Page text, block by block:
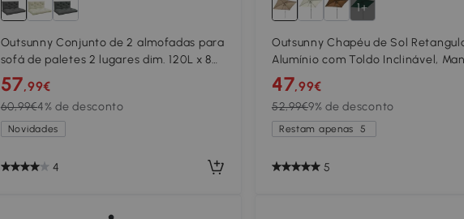
Outsunny Conjunto de 2 almofadas para
sofá de paletes 2 lugares dim. 120L x 80l
x 12H cm Poliéster cinza
57,99€
60,99€4% de desconto
Novidades
4
1+
Outsunny Chapéu de Sol
Alumínio com Toldo Inclinável,
e Mastro Desmontável
- Cáqui
47,99€
52,99€9% de desconto
Restam apenas 5
5